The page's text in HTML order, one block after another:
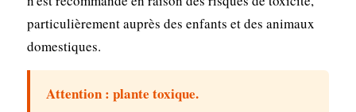
particulièrement auprès des enfants et des animaux
domestiques.
Attention : plante toxique.